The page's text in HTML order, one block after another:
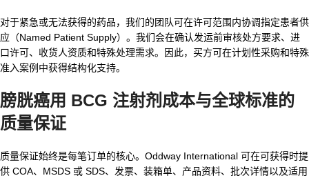
对于紧急或无法获得的药品，我们的团队可在许可范围内协调指定患者供
应（Named Patient Supply）。我们会在确认发运前审核处方要求、进
口许可、收货人资质和特殊处理需求。因此，买方可在计划性采购和特殊
准入案例中获得结构化支持。
膀胱癌用 BCG 注射剂成本与全球标准的
质量保证
质量保证始终是每笔订单的核心。Oddway International 可在可获得时提
供 COA、MSDS 或 SDS、发票、装箱单、产品资料、批次详情以及适用